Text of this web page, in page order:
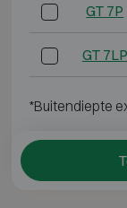
GT 7P
GT 7LP
*Buitendiepte